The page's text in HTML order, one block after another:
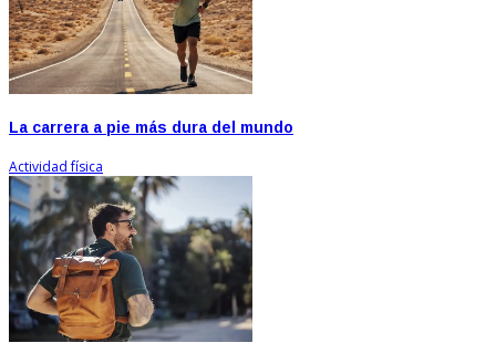
La carrera a pie más dura del mundo
Actividad física